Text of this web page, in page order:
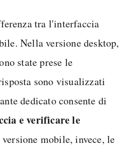
tra l'interfaccia
Nella versione desktop,
state prese le
sono visualizzati
dedicato consente di
e verificare le
mobile, invece, le